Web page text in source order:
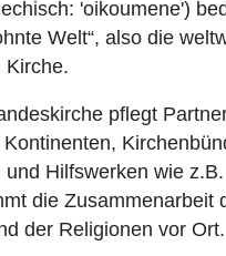
'oikoumene')
Welt“, also die
Kirche.
pflegt
und Hilfswerken wie
die Zusammenarbeit
der Religionen vor Ort.